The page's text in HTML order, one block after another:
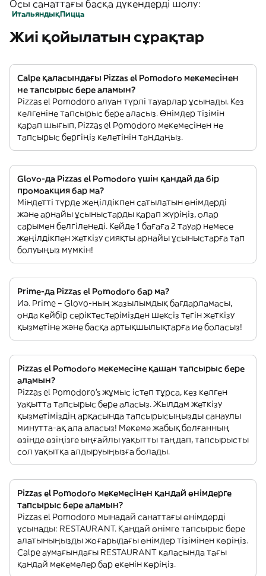
Осы санаттағы басқа дүкендерді шолу:
ИтальяндықПицца
Жиі қойылатын сұрақтар
Calpe қаласындағы Pizzas el Pomodoro мекемесінен
не тапсырыс бере аламын?
Pizzas el Pomodoro алуан түрлі тауарлар ұсынады. Кез
келгеніне тапсырыс бере аласыз. Өнімдер тізімін
қарап шығып, Pizzas el Pomodoro мекемесінен не
тапсырыс бергіңіз келетінін таңдаңыз.
Glovo-да Pizzas el Pomodoro үшін қандай да бір
промоакция бар ма?
Міндетті түрде жеңілдікпен сатылатын өнімдерді
және арнайы ұсыныстарды қарап жүріңіз, олар
сарымен белгіленеді. Кейде 1 бағаға 2 тауар немесе
жеңілдікпен жеткізу сияқты арнайы ұсыныстарға тап
болуыңыз мүмкін!
Prime-да Pizzas el Pomodoro бар ма?
Иә. Prime – Glovo-ның жазылымдық бағдарламасы,
онда кейбір серіктестерімізден шексіз тегін жеткізу
қызметіне және басқа артықшылықтарға ие боласыз!
Pizzas el Pomodoro мекемесіне қашан тапсырыс бере
аламын?
Pizzas el Pomodoro’s жұмыс істеп тұрса, кез келген
уақытта тапсырыс бере аласыз. Жылдам жеткізу
қызметіміздің арқасында тапсырысыңызды санаулы
минутта-ақ ала аласыз! Мекеме жабық болғанның
өзінде өзіңізге ыңғайлы уақытты таңдап, тапсырысты
сол уақытқа алдыруыңызға болады.
Pizzas el Pomodoro мекемесінен қандай өнімдерге
тапсырыс бере аламын?
Pizzas el Pomodoro мынадай санаттағы өнімдерді
ұсынады: RESTAURANT. Қандай өнімге тапсырыс бере
алатыныңызды жоғарыдағы өнімдер тізімінен көріңіз.
Calpe аумағындағы RESTAURANT қаласында тағы
қандай мекемелер бар екенін көріңіз.